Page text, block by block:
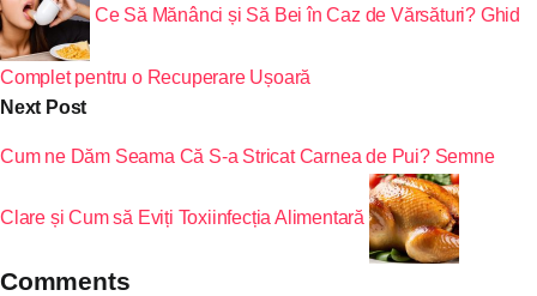
Ce Să Mănânci și Să Bei în Caz de Vărsături? Ghid
Complet pentru o Recuperare Ușoară
Next Post
Cum ne Dăm Seama Că S-a Stricat Carnea de Pui? Semne
Clare și Cum să Eviți Toxiinfecția Alimentară
Comments